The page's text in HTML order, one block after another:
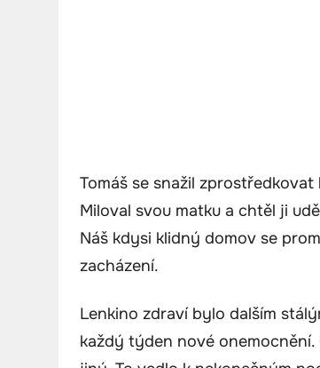
Tomáš se snažil
Miloval svou matku a chtěl ji
Náš kdysi klidný domov se
zacházení.
Lenkino zdraví bylo dalším
každý týden nové onemocnění.